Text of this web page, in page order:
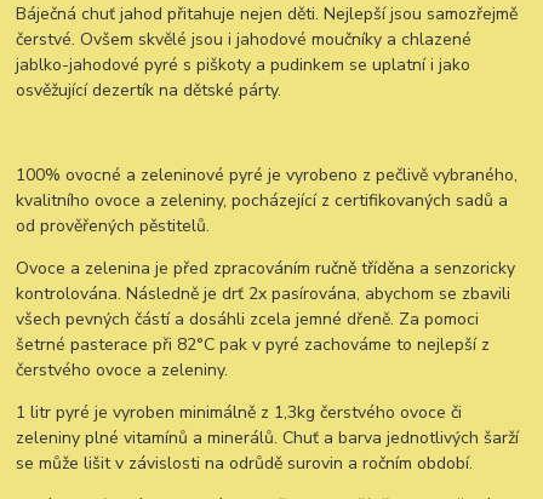
Báječná chuť jahod přitahuje nejen děti. Nejlepší jsou samozřejmě
čerstvé. Ovšem skvělé jsou i jahodové moučníky a chlazené
jablko-jahodové pyré s piškoty a pudinkem se uplatní i jako
osvěžující dezertík na dětské párty.
100% ovocné a zeleninové pyré je vyrobeno z pečlivě vybraného,
kvalitního ovoce a zeleniny, pocházející z certifikovaných sadů a
od prověřených pěstitelů.
Ovoce a zelenina je před zpracováním ručně tříděna a senzoricky
kontrolována. Následně je drť 2x pasírována, abychom se zbavili
všech pevných částí a dosáhli zcela jemné dřeně. Za pomoci
šetrné pasterace při 82°C pak v pyré zachováme to nejlepší z
čerstvého ovoce a zeleniny.
1 litr pyré je vyroben minimálně z 1,3kg čerstvého ovoce či
zeleniny plné vitamínů a minerálů. Chuť a barva jednotlivých šarží
se může lišit v závislosti na odrůdě surovin a ročním období.